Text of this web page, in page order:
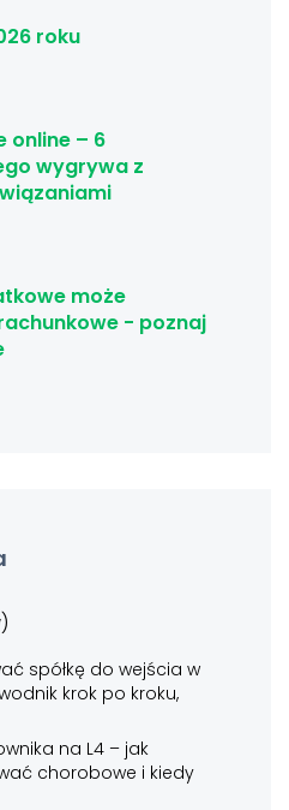
roku
online – 6
wygrywa z
może
- poznaj
spółkę do wejścia w
krok po kroku,
na L4 – jak
chorobowe i kiedy